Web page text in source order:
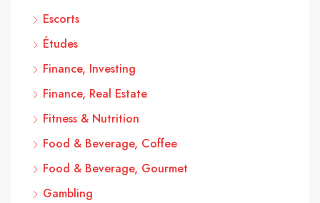
Escorts
Études
Finance, Investing
Finance, Real Estate
Fitness & Nutrition
Food & Beverage, Coffee
Food & Beverage, Gourmet
Gambling